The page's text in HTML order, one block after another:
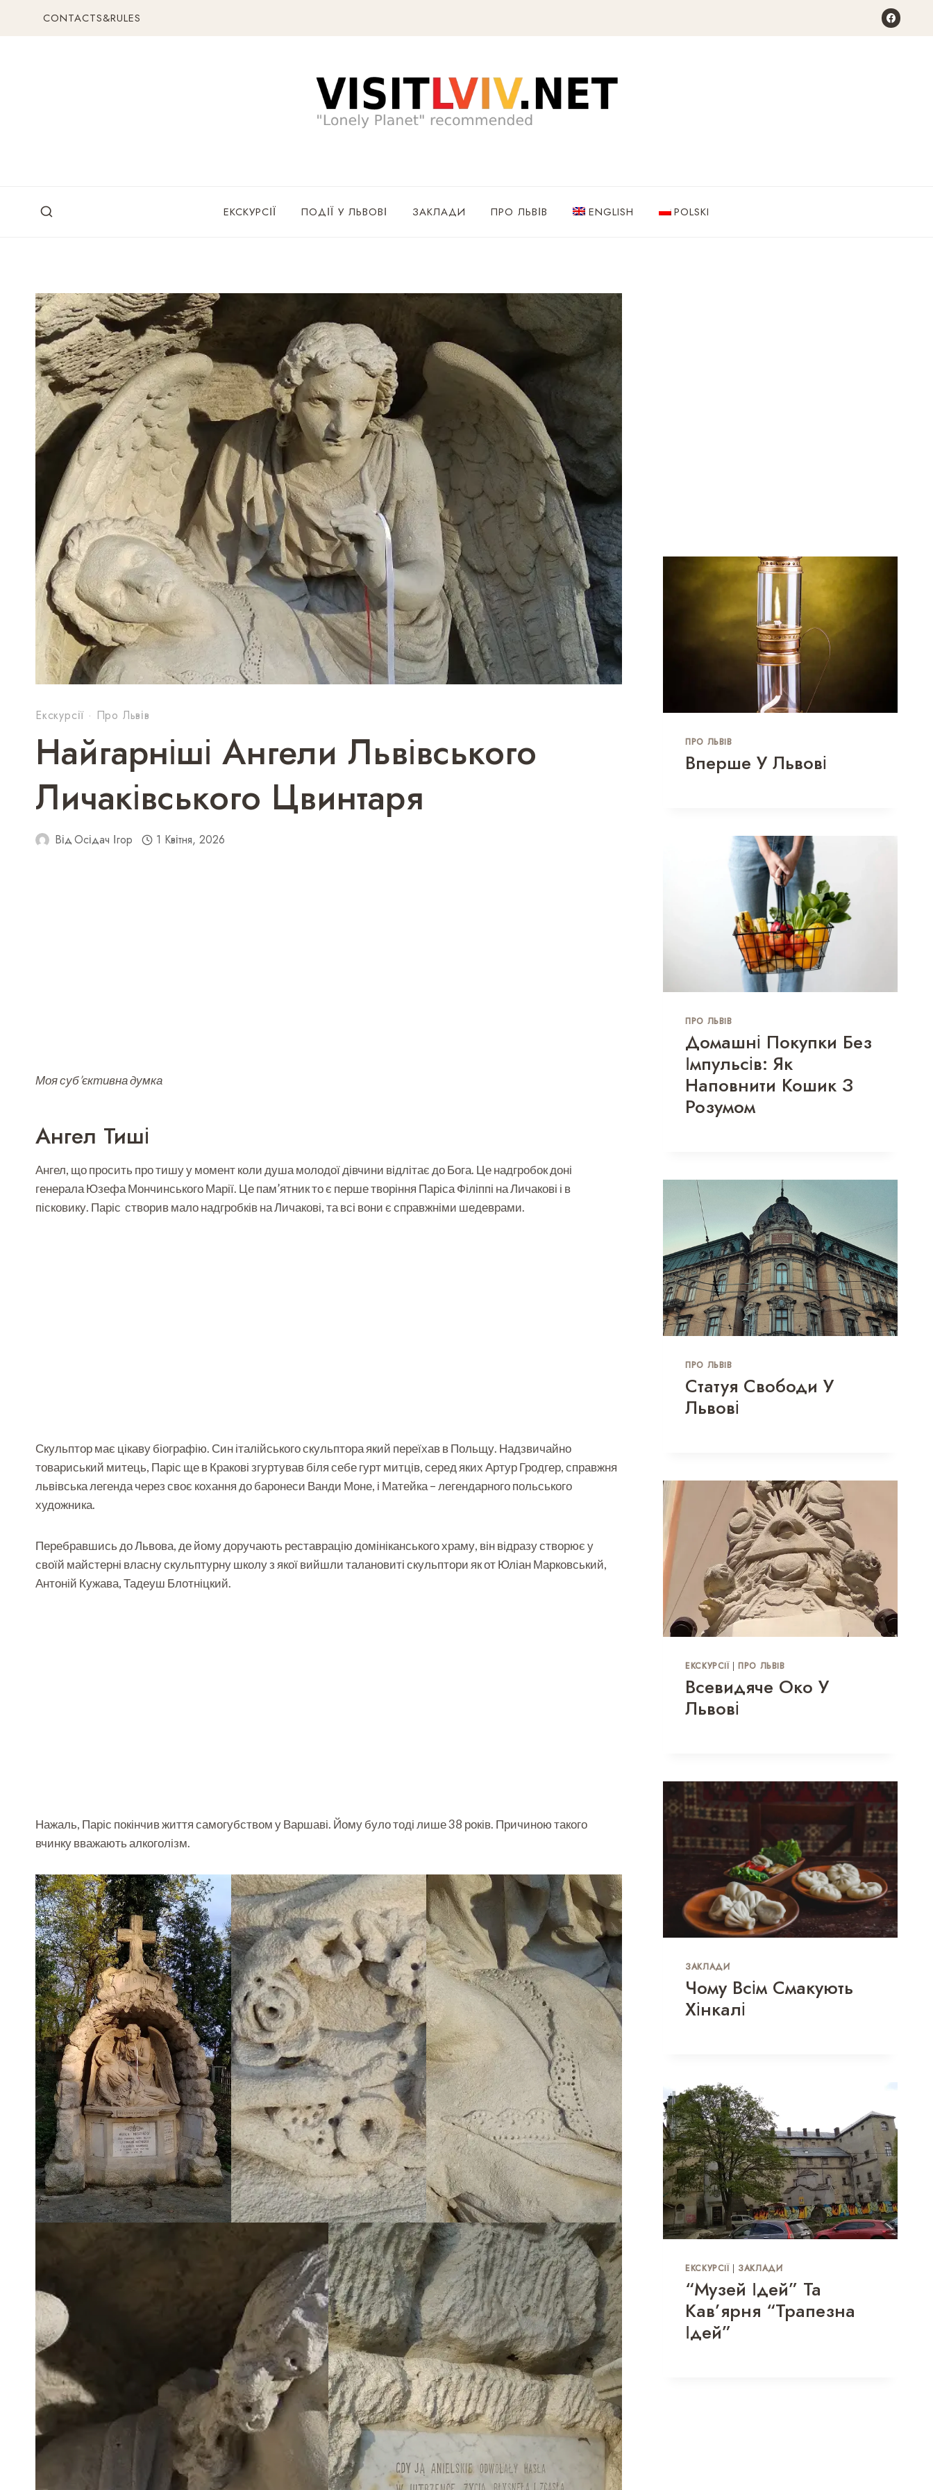
CONTACTS&RULES
ЕКСКУРСІЇ ПОДІЇ У ЛЬВОВІ ЗАКЛАДИ ПРО ЛЬВІВ ENGLISH POLSKI
Екскурсії · Про Львів
Найгарніші Ангели Львівського
Личаківського Цвинтаря
ВідОсідач Ігор 1 Квітня, 2026
Моя суб’єктивна думка
Ангел Тиші
Ангел, що просить про тишу у момент коли душа молодої дівчини відлітає до Бога. Це надгробок доні
генерала Юзефа Мончинського Марії. Це пам’ятник то є перше творіння Паріса Філіппі на Личакові і в
пісковику. Паріс створив мало надгробків на Личакові, та всі вони є справжніми шедеврами.
Скульптор має цікаву біографію. Син італійського скульптора який переїхав в Польщу. Надзвичайно
товариський митець, Паріс ще в Кракові згуртував біля себе гурт митців, серед яких Артур Гродгер, справжня
львівська легенда через своє кохання до баронеси Ванди Моне, і Матейка – легендарного польського
художника.
Перебравшись до Львова, де йому доручають реставрацію домініканського храму, він відразу створює у
своїй майстерні власну скульптурну школу з якої вийшли талановиті скульптори як от Юліан Марковський,
Антоній Кужава, Тадеуш Блотніцкий.
Нажаль, Паріс покінчив життя самогубством у Варшаві. Йому було тоді лише 38 років. Причиною такого
вчинку вважають алкоголізм.
ПРО ЛЬВІВ
Вперше У Львові
ПРО ЛЬВІВ
Домашні Покупки Без
Імпульсів: Як
Наповнити Кошик З
Розумом
ПРО ЛЬВІВ
Статуя Свободи У
Львові
ЕКСКУРСІЇ|ПРО ЛЬВІВ
Всевидяче Око У
Львові
ЗАКЛАДИ
Чому Всім Смакують
Хінкалі
ЕКСКУРСІЇ| ЗАКЛАДИ
“Музей Ідей” Та
Кав’ярня “Трапезна
Ідей”